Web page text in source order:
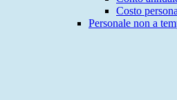
Costo
Personale non a